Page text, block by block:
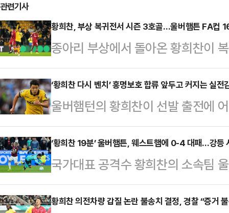
관련기사
황희찬, 부상 복귀전서 시즌 3호골…울버햄튼 FA컵
종아리 부상에서 돌아온 황희찬이
울버햄턴 원더러스는 FA컵 16강
(한국시간) 영국 울버햄프턴 몰리
2026 FA컵 5라운드(16강) 홈 경
다.지난 4일 잉글랜드 프리미어리
장골로 2-1 승리를 거뒀던 울버햄
를 피하지 못했다.다만 종아리 부상
에서 득점포를 가동한 …
‘황희찬 다시 벤치’ 홍명보호 합류 앞두고 커지는 실전
울버햄턴의 황희찬이 선발 출전에
하 한국시간) 영국 브렌트퍼드의
포드와 2025-26 잉글리시 프리미
이로써 울버햄턴은 3경기 연속 무
에 머물고 있다. 한 경기 덜 치른
잔류 마지노선인 17위 노팅엄 포레
‘황희찬 19분’ 울버햄튼, 웨스트햄에 0-4 대패…강등
국가대표 공격수 황희찬의 소속팀
유나이티드에 대패해 강등이 현실
영국 런던의 런던 스타디움에서
황희찬 의전차량 갑질 논란 불송치 결정, 경찰 “증거